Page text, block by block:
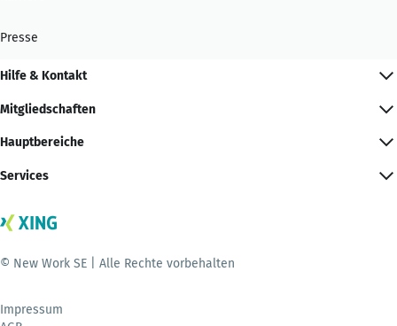
Presse
Hilfe & Kontakt
Mitgliedschaften
Hauptbereiche
Services
© New Work SE | Alle Rechte vorbehalten
Impressum